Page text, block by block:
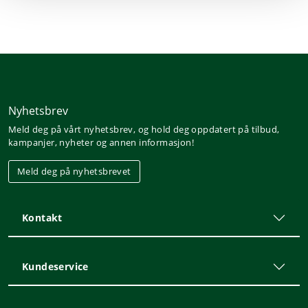
Nyhetsbrev
Meld deg på vårt nyhetsbrev, og hold deg oppdatert på tilbud,
kampanjer, nyheter og annen informasjon!
Meld deg på nyhetsbrevet
Kontakt
Kundeservice